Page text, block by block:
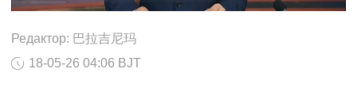
Редактор: 巴拉吉尼玛
18-05-26 04:06 BJT